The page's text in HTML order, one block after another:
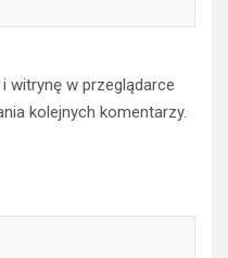
witrynę w przeglądarce
kolejnych komentarzy.